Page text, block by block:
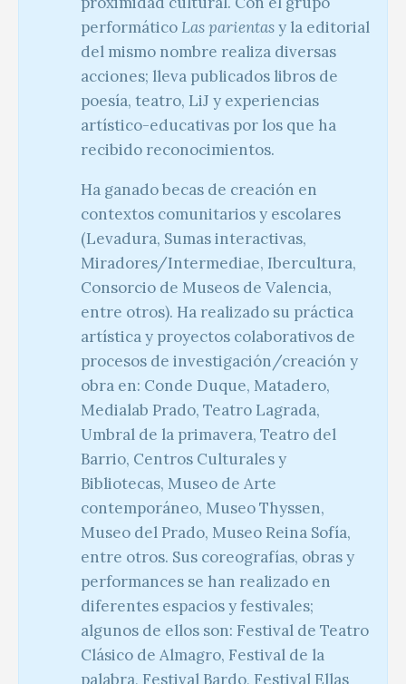
performáticoLas parientasy la editorial
del mismo nombre realiza diversas
acciones; lleva publicados libros de
poesía, teatro, LiJ y experiencias
artístico-educativas por los que ha
recibido reconocimientos.
Ha ganado becas de creación en
contextos comunitarios y escolares
(Levadura, Sumas interactivas,
Miradores/Intermediae, Ibercultura,
Consorcio de Museos de Valencia,
entre otros). Ha realizado su práctica
artística y proyectos colaborativos de
procesos de investigación/creación y
obra en: Conde Duque, Matadero,
Medialab Prado, Teatro Lagrada,
Umbral de la primavera, Teatro del
Barrio, Centros Culturales y
Bibliotecas, Museo de Arte
contemporáneo, Museo Thyssen,
Museo del Prado, Museo Reina Sofía,
entre otros. Sus coreografías, obras y
performances se han realizado en
diferentes espacios y festivales;
algunos de ellos son: Festival de Teatro
Clásico de Almagro, Festival de la
palabra, Festival Bardo, Festival Ellas